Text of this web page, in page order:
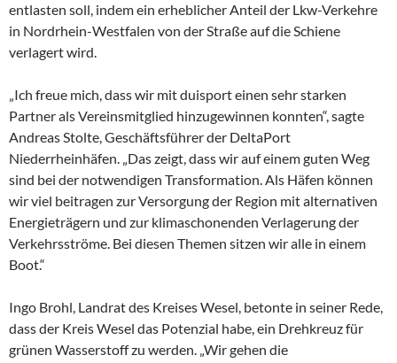
entlasten soll, indem ein erheblicher Anteil der Lkw-Verkehre
in Nordrhein-Westfalen von der Straße auf die Schiene
verlagert wird.
„Ich freue mich, dass wir mit duisport einen sehr starken
Partner als Vereinsmitglied hinzugewinnen konnten“, sagte
Andreas Stolte, Geschäftsführer der DeltaPort
Niederrheinhäfen. „Das zeigt, dass wir auf einem guten Weg
sind bei der notwendigen Transformation. Als Häfen können
wir viel beitragen zur Versorgung der Region mit alternativen
Energieträgern und zur klimaschonenden Verlagerung der
Verkehrsströme. Bei diesen Themen sitzen wir alle in einem
Boot.“
Ingo Brohl, Landrat des Kreises Wesel, betonte in seiner Rede,
dass der Kreis Wesel das Potenzial habe, ein Drehkreuz für
grünen Wasserstoff zu werden. „Wir gehen die